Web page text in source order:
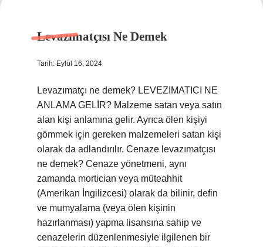
Levazımatçısı Ne Demek
Tarih: Eylül 16, 2024
Levazımatçı ne demek? LEVEZIMATICI NE
ANLAMA GELİR? Malzeme satan veya satın
alan kişi anlamına gelir. Ayrıca ölen kişiyi
gömmek için gereken malzemeleri satan kişi
olarak da adlandırılır. Cenaze levazımatçısı
ne demek? Cenaze yönetmeni, aynı
zamanda mortician veya müteahhit
(Amerikan İngilizcesi) olarak da bilinir, defin
ve mumyalama (veya ölen kişinin
hazırlanması) yapma lisansına sahip ve
cenazelerin düzenlenmesiyle ilgilenen bir